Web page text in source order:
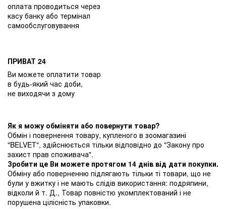
оплата проводиться через
касу банку або термінал
самообслуговування
ПРИВАТ 24
Ви можете оплатити товар
в будь-який час доби,
не виходячи з дому
Як я можу обміняти або повернути товар?
Обмін і повернення товару, купленого в зоомагазині
"BELVET", здійснюється тільки відповідно до "Закону про
захист прав споживача".
Зробити це Ви можете протягом 14 днів від дати покупки.
Обміну або поверненню підлягають тільки ті товари, що не
були у вжитку і не мають слідів використання: подряпини,
відколи й т. Д., Товар повністю укомплектований і не
порушена цілісність упаковки.